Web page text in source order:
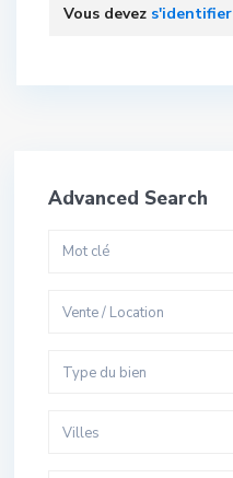
Vous devez s'identifier
Advanced Search
Vente / Location
Type du bien
Villes